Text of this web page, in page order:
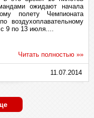
ожидают начала
полету Чемпионата
воздухоплавательному
9 по 13 июля....
Читать полностью »»
11.07.2014